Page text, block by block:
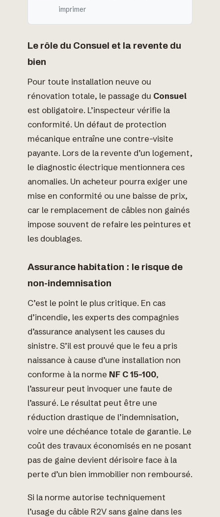
imprimer
Le rôle du Consuel et la revente du
bien
Pour toute installation neuve ou
rénovation totale, le passage du Consuel
est obligatoire. L’inspecteur vérifie la
conformité. Un défaut de protection
mécanique entraîne une contre-visite
payante. Lors de la revente d’un logement,
le diagnostic électrique mentionnera ces
anomalies. Un acheteur pourra exiger une
mise en conformité ou une baisse de prix,
car le remplacement de câbles non gainés
impose souvent de refaire les peintures et
les doublages.
Assurance habitation : le risque de
non-indemnisation
C’est le point le plus critique. En cas
d’incendie, les experts des compagnies
d’assurance analysent les causes du
sinistre. S’il est prouvé que le feu a pris
naissance à cause d’une installation non
conforme à la norme NF C 15-100,
l’assureur peut invoquer une faute de
l’assuré. Le résultat peut être une
réduction drastique de l’indemnisation,
voire une déchéance totale de garantie. Le
coût des travaux économisés en ne posant
pas de gaine devient dérisoire face à la
perte d’un bien immobilier non remboursé.
Si la norme autorise techniquement
l’usage du câble R2V sans gaine dans les